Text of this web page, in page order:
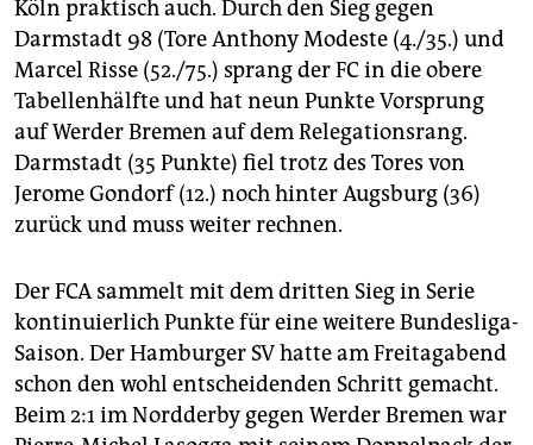
Köln praktisch auch. Durch den Sieg gegen
Darmstadt 98 (Tore Anthony Modeste (4./35.) und
Marcel Risse (52./75.) sprang der FC in die obere
Tabellenhälfte und hat neun Punkte Vorsprung
auf Werder Bremen auf dem Relegationsrang.
Darmstadt (35 Punkte) fiel trotz des Tores von
Jerome Gondorf (12.) noch hinter Augsburg (36)
zurück und muss weiter rechnen.
Der FCA sammelt mit dem dritten Sieg in Serie
kontinuierlich Punkte für eine weitere Bundesliga-
Saison. Der Hamburger SV hatte am Freitagabend
schon den wohl entscheidenden Schritt gemacht.
Beim 2:1 im Nordderby gegen Werder Bremen war